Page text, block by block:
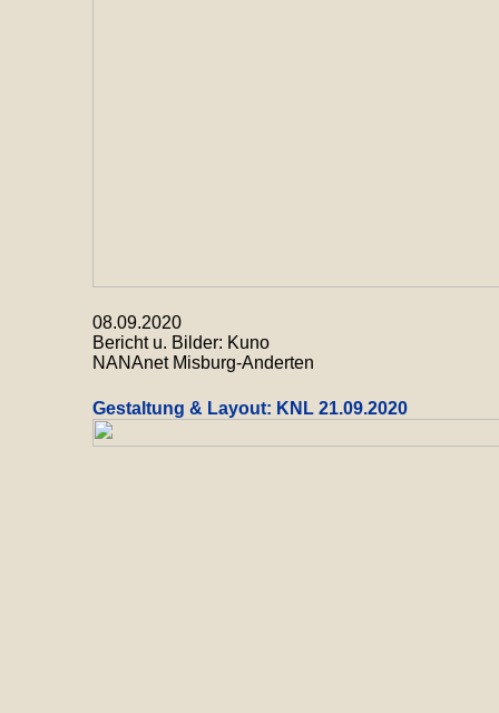
08.09.2020
Bericht u. Bilder: Kuno
NANAnet Misburg-Anderten
Gestaltung & Layout: KNL 21.09.2020